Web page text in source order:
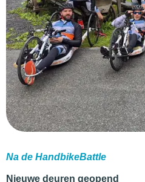
Na de HandbikeBattle
Nieuwe deuren geopend